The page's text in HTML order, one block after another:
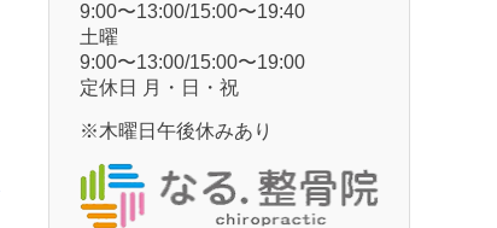
9:00〜13:00/15:00〜19:40
⼟曜
9:00〜13:00/15:00〜19:00
定休⽇ ⽉・⽇・祝
※木曜日午後休みあり